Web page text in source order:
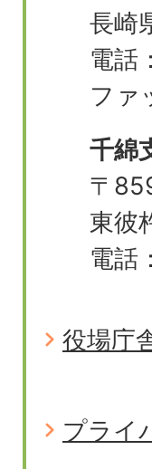
長崎
電話：
ファ
千綿
〒
東彼
電話：
役場庁
プライ